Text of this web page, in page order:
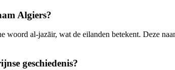
Algiers?
woord al-jazāir, wat de eilanden betekent. Deze
geschiedenis?